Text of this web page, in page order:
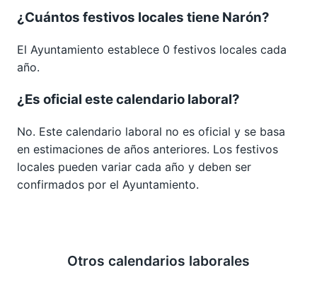
¿Cuántos festivos locales tiene Narón?
El Ayuntamiento establece 0 festivos locales cada
año.
¿Es oficial este calendario laboral?
No. Este calendario laboral no es oficial y se basa
en estimaciones de años anteriores. Los festivos
locales pueden variar cada año y deben ser
confirmados por el Ayuntamiento.
Otros calendarios laborales